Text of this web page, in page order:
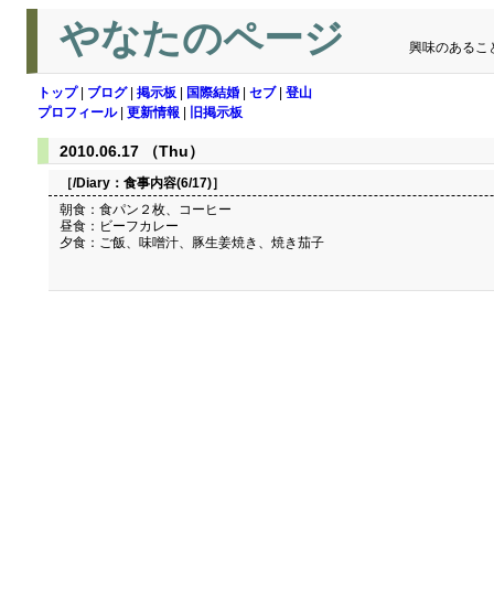
やなたのページ 興味のあるこ
トップ| ブログ| 掲示板 国際結婚 セブ| 登山
プロフィール| 更新情報 旧掲示板
2010.06.17 （Thu）
［/Diary： 食事内容(6/17)］
朝食：食パン２枚、コーヒー
昼食：ビーフカレー
夕食：ご飯、味噌汁、豚生姜焼き、焼き茄子